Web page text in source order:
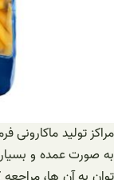
مراکز تولید
به صورت عمده و